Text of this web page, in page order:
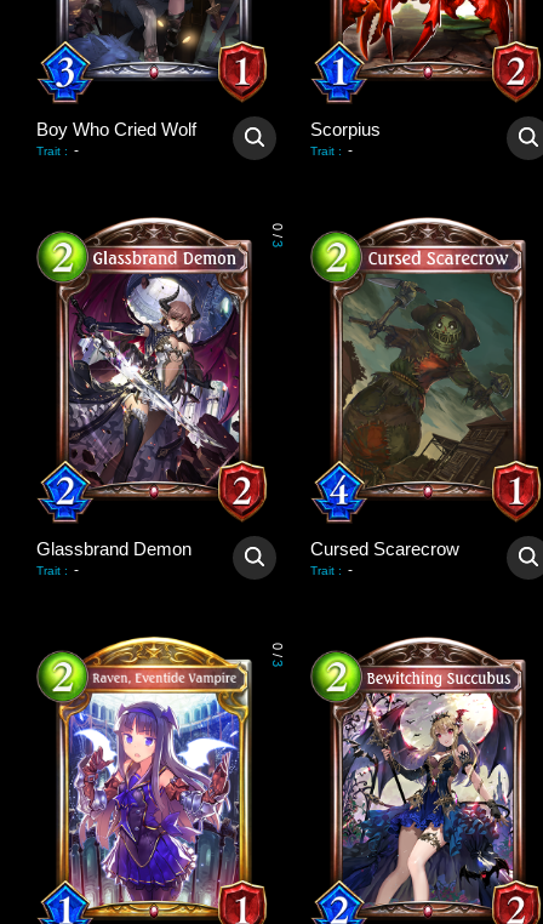
Boy Who Cried Wolf
Trait : -
Scorpius
Trait : -
0
/
3
Glassbrand Demon
Trait : -
Cursed Scarecrow
Trait : -
0
/
3